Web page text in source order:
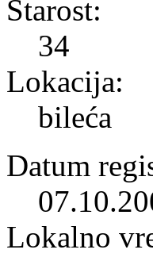
Starost:
34
Lokacija:
bileća
Datum
Lokalno